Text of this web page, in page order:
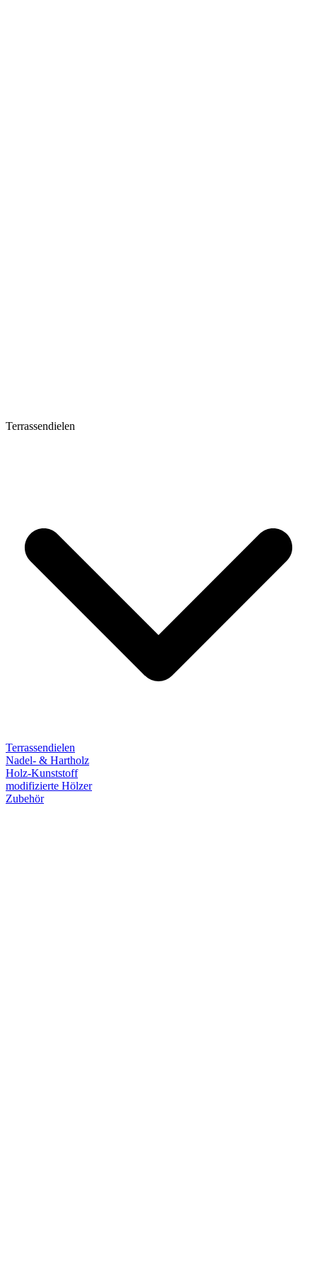
Terrassendielen
Terrassendielen
Nadel- & Hartholz
Holz-Kunststoff
modifizierte Hölzer
Zubehör